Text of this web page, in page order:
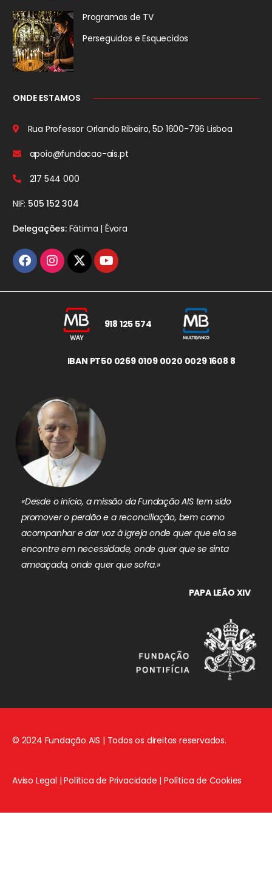
Programas de TV
Perseguidos e Esquecidos
ONDE ESTAMOS
Rua Professor Orlando Ribeiro, 5D 1600-796 Lisboa
apoio@fundacao-ais.pt
217 544 000
NIF: 505 152 304
Delegações:Fátima | Évora
918 125 574
IBAN PT50 0269 0109 0020 0029 1608 8
«Desde o início, a missão da Fundação AIS tem sido
promover o perdão e a reconciliação, bem como
acompanhar e dar voz à Igreja onde quer que ela se
encontre em necessidade, onde quer que se sinta
ameaçada, onde quer que sofra.»
PAPA LEÃO XIV
© 2024 Fundação AIS | Todos os direitos reservados.
Aviso Legal |Política de Privacidade |Política de Cookies